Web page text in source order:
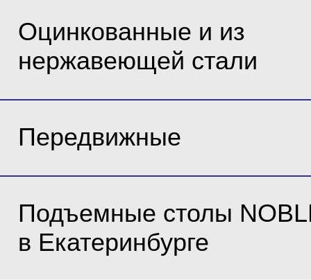
Оцинкованные и из
нержавеющей стали
Передвижные
Подъемные столы
в Екатеринбурге